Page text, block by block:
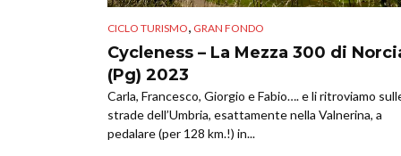
CICLO TURISMO, GRAN FONDO
Cycleness – La Mezza 300 di
(Pg) 2023
Carla, Francesco, Giorgio e Fabio…. e li ritroviamo
strade dell’Umbria, esattamente nella Valnerina, a
pedalare (per 128 km.!) in...